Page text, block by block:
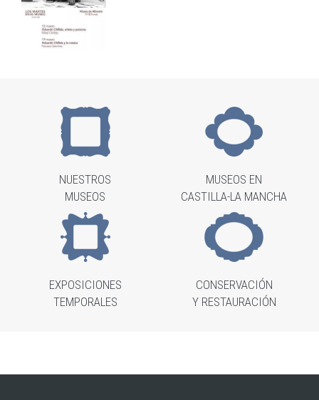
NUESTROS
MUSEOS
MUSEOS EN
CASTILLA-LA MANCHA
EXPOSICIONES
TEMPORALES
CONSERVACIÓN
Y RESTAURACIÓN